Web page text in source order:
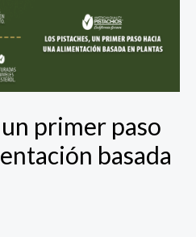
primer paso
basada